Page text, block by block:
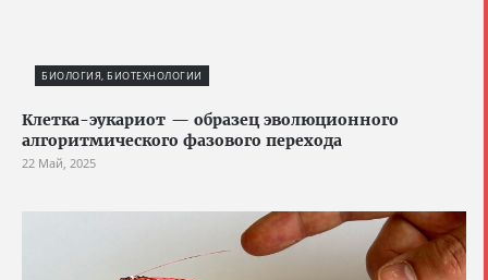
БИОЛОГИЯ, БИОТЕХНОЛОГИИ
Клетка-эукариот — образец эволюционного
алгоритмического фазового перехода
22 Май, 2025